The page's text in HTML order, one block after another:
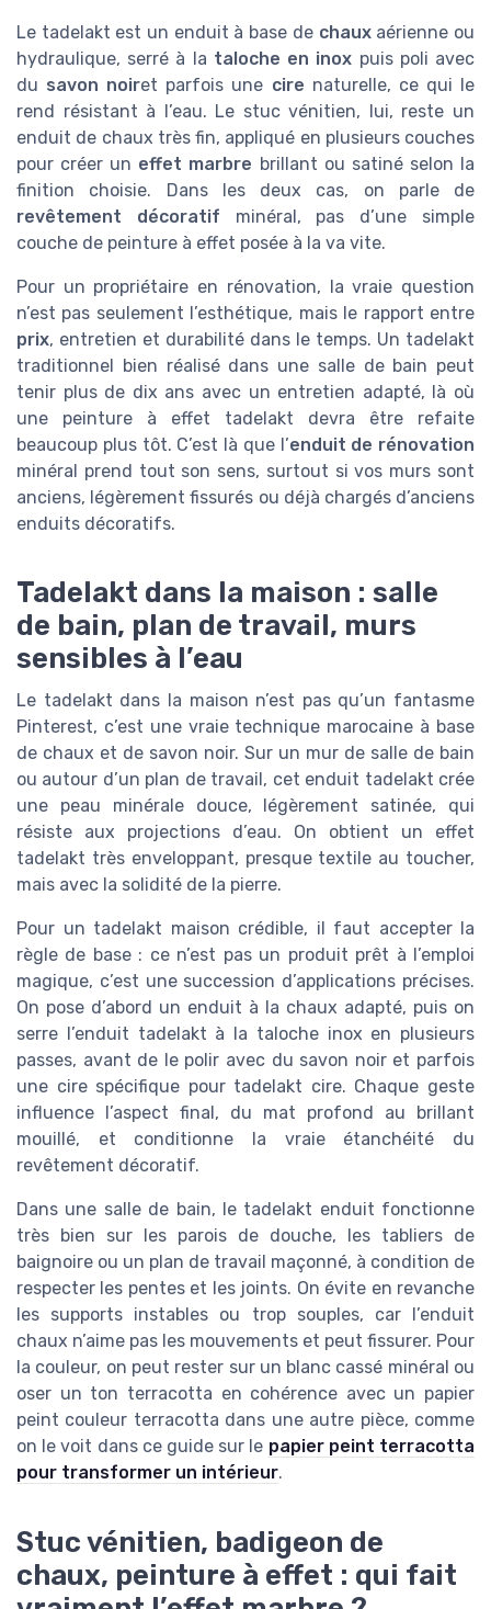
Le tadelakt est un enduit à base de chauxaérienne ou
hydraulique, serré à la taloche en inox puis poli avec
du savon noiret parfois une cire naturelle, ce qui le
rend résistant à l’eau. Le stuc vénitien, lui, reste un
enduit de chaux très fin, appliqué en plusieurs couches
pour créer un effet marbre brillant ou satiné selon la
finition choisie. Dans les deux cas, on parle de
revêtement décoratif minéral, pas d’une simple
couche de peinture à effet posée à la va vite.
Pour un propriétaire en rénovation, la vraie question
n’est pas seulement l’esthétique, mais le rapport entre
prix, entretien et durabilité dans le temps. Un tadelakt
traditionnel bien réalisé dans une salle de bain peut
tenir plus de dix ans avec un entretien adapté, là où
une peinture à effet tadelakt devra être refaite
beaucoup plus tôt. C’est là que l’enduit de rénovation
minéral prend tout son sens, surtout si vos murs sont
anciens, légèrement fissurés ou déjà chargés d’anciens
enduits décoratifs.
Tadelakt dans la maison : salle
de bain, plan de travail, murs
sensibles à l’eau
Le tadelakt dans la maison n’est pas qu’un fantasme
Pinterest, c’est une vraie technique marocaine à base
de chaux et de savon noir. Sur un mur de salle de bain
ou autour d’un plan de travail, cet enduit tadelakt crée
une peau minérale douce, légèrement satinée, qui
résiste aux projections d’eau. On obtient un effet
tadelakt très enveloppant, presque textile au toucher,
mais avec la solidité de la pierre.
Pour un tadelakt maison crédible, il faut accepter la
règle de base : ce n’est pas un produit prêt à l’emploi
magique, c’est une succession d’applications précises.
On pose d’abord un enduit à la chaux adapté, puis on
serre l’enduit tadelakt à la taloche inox en plusieurs
passes, avant de le polir avec du savon noir et parfois
une cire spécifique pour tadelakt cire. Chaque geste
influence l’aspect final, du mat profond au brillant
mouillé, et conditionne la vraie étanchéité du
revêtement décoratif.
Dans une salle de bain, le tadelakt enduit fonctionne
très bien sur les parois de douche, les tabliers de
baignoire ou un plan de travail maçonné, à condition de
respecter les pentes et les joints. On évite en revanche
les supports instables ou trop souples, car l’enduit
chaux n’aime pas les mouvements et peut fissurer. Pour
la couleur, on peut rester sur un blanc cassé minéral ou
oser un ton terracotta en cohérence avec un papier
peint couleur terracotta dans une autre pièce, comme
on le voit dans ce guide sur le papier peint terracotta
pour transformer un intérieur.
Stuc vénitien, badigeon de
chaux, peinture à effet : qui fait